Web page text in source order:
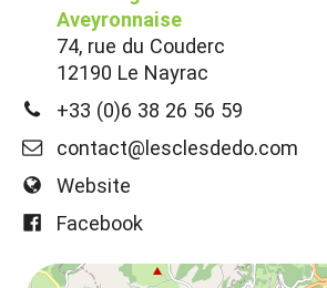
Aveyronnaise
74, rue du Couderc
12190 Le Nayrac
+33 (0)6 38 26 56 59
contact@lesclesdedo.com
Website
Facebook